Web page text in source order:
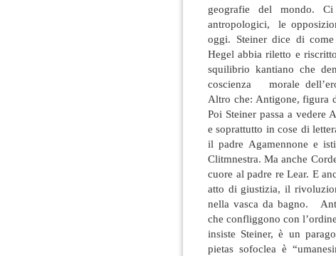
geografie del mondo.
antropologici, le
oggi. Steiner dice di
Hegel abbia riletto e
squilibrio kantiano che
coscienza morale
Altro che: Antigone, figura
Poi Steiner passa a vedere
e soprattutto in cose di
il padre Agamennone e
Clitmnestra. Ma anche
cuore al padre re Lear. E
atto di giustizia, il
nella vasca da bagno.
che confliggono con
insiste Steiner, è un
pietas sofoclea è